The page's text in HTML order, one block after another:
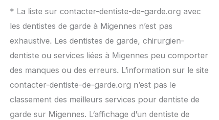
* La liste sur contacter-dentiste-de-garde.org avec
les dentistes de garde à Migennes n’est pas
exhaustive. Les dentistes de garde, chirurgien-
dentiste ou services liées à Migennes peu comporter
des manques ou des erreurs. L’information sur le site
contacter-dentiste-de-garde.org n’est pas le
classement des meilleurs services pour dentiste de
garde sur Migennes. L’affichage d’un dentiste de